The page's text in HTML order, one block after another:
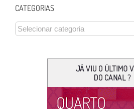
CATEGORIAS
CATEGORIAS